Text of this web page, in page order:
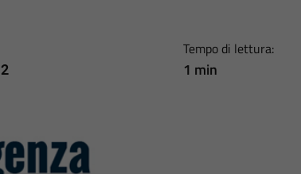
Tempo di lettura:
1 min